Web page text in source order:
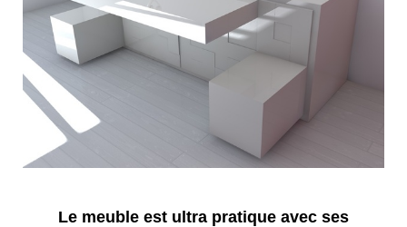
Le meuble est ultra pratique avec ses